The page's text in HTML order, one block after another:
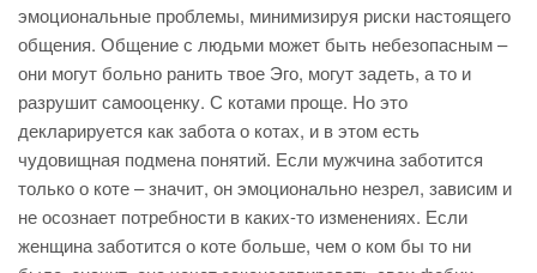
эмоциональные проблемы, минимизируя риски настоящего
общения. Общение с людьми может быть небезопасным –
они могут больно ранить твое Эго, могут задеть, а то и
разрушит самооценку. С котами проще. Но это
декларируется как забота о котах, и в этом есть
чудовищная подмена понятий. Если мужчина заботится
только о коте – значит, он эмоционально незрел, зависим и
не осознает потребности в каких-то изменениях. Если
женщина заботится о коте больше, чем о ком бы то ни